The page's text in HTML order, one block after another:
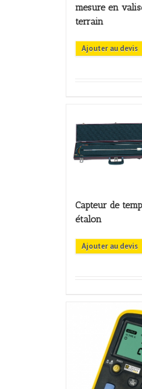
mesure en
terrain
Ajouter au devis
Capteur de
étalon
Ajouter au devis